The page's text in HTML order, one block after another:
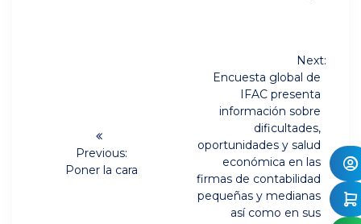
Previous:
PreviousPoner la cara
Next:
NextEncuesta global de
IFAC presenta
información sobre
dificultades,
oportunidades y salud
económica en las
firmas de contabilidad
pequeñas y medianas
así como en sus